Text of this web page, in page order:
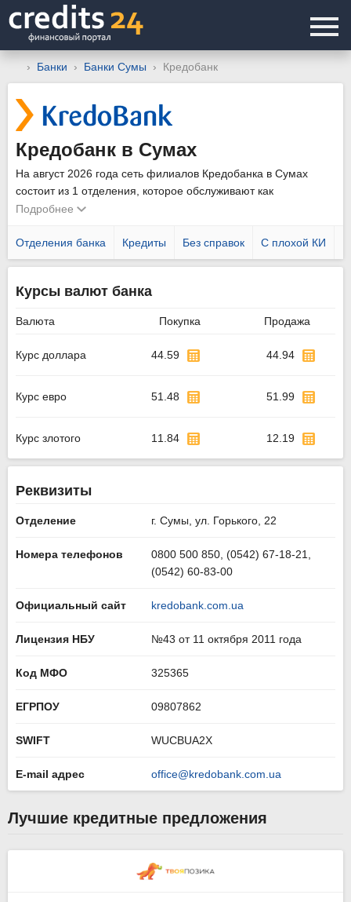
Банки Банки Сумы Кредобанк
Кредобанк в Сумах
На август 2026 года сеть филиалов Кредобанка в Сумах
состоит из 1 отделения, которое обслуживают как
физических, так и юридических лиц. Уточнить график работы
0800 500 850.
Подробнее
Отделения банка Кредиты Без справок С плохой КИ
Курсы валют банка
Валюта Покупка Продажа
Курс доллара 44.59 44.94
Курс евро 51.48 51.99
Курс злотого 11.84 12.19
Реквизиты
Отделение г. Сумы, ул. Горького, 22
Номера телефонов
0800 500 850, (0542) 67-18-21,
(0542) 60-83-00
Официальный сайт kredobank.com.ua
Лицензия НБУ №43 от 11 октября 2011 года
Код МФО 325365
ЕГРПОУ 09807862
SWIFT WUCBUA2X
E-mail адрес office@kredobank.com.ua
Лучшие кредитные предложения